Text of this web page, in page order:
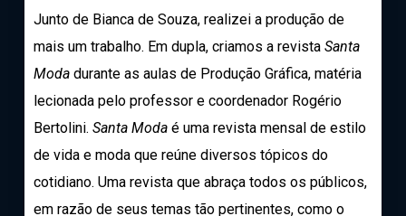
Junto de Bianca de Souza, realizei a produção de
mais um trabalho. Em dupla, criamos a revista Santa
Modadurante as aulas de Produção Gráfica, matéria
lecionada pelo professor e coordenador Rogério
Bertolini. Santa Modaé uma revista mensal de estilo
de vida e moda que reúne diversos tópicos do
cotidiano. Uma revista que abraça todos os públicos,
em razão de seus temas tão pertinentes, como o